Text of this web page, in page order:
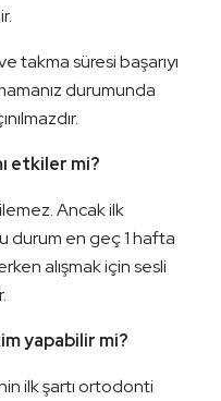
takma süresi başarıyı
durumunda
etkiler mi?
Ancak ilk
durum en geç 1 hafta
alışmak için sesli
yapabilir mi?
ilk şartı ortodonti